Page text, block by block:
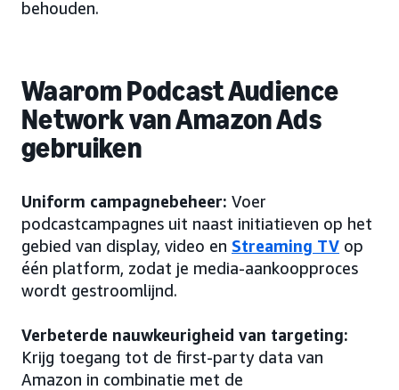
behouden.
Waarom Podcast Audience
Network van Amazon Ads
gebruiken
Uniform campagnebeheer: Voer
podcastcampagnes uit naast initiatieven op het
gebied van display, video en Streaming TV op
één platform, zodat je media-aankoopproces
wordt gestroomlijnd.
Verbeterde nauwkeurigheid van targeting:
Krijg toegang tot de first-party data van
Amazon in combinatie met de